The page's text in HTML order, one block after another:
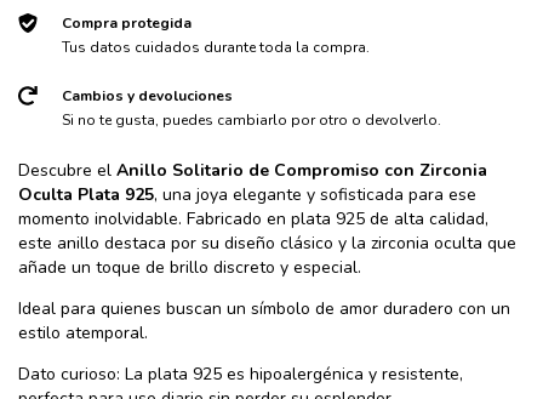
Compra protegida
Tus datos cuidados durante toda la compra.
Cambios y devoluciones
Si no te gusta, puedes cambiarlo por otro o devolverlo.
Descubre el Anillo Solitario de Compromiso con Zirconia
Oculta Plata 925, una joya elegante y sofisticada para ese
momento inolvidable. Fabricado en plata 925 de alta calidad,
este anillo destaca por su diseño clásico y la zirconia oculta que
añade un toque de brillo discreto y especial.
Ideal para quienes buscan un símbolo de amor duradero con un
estilo atemporal.
Dato curioso: La plata 925 es hipoalergénica y resistente,